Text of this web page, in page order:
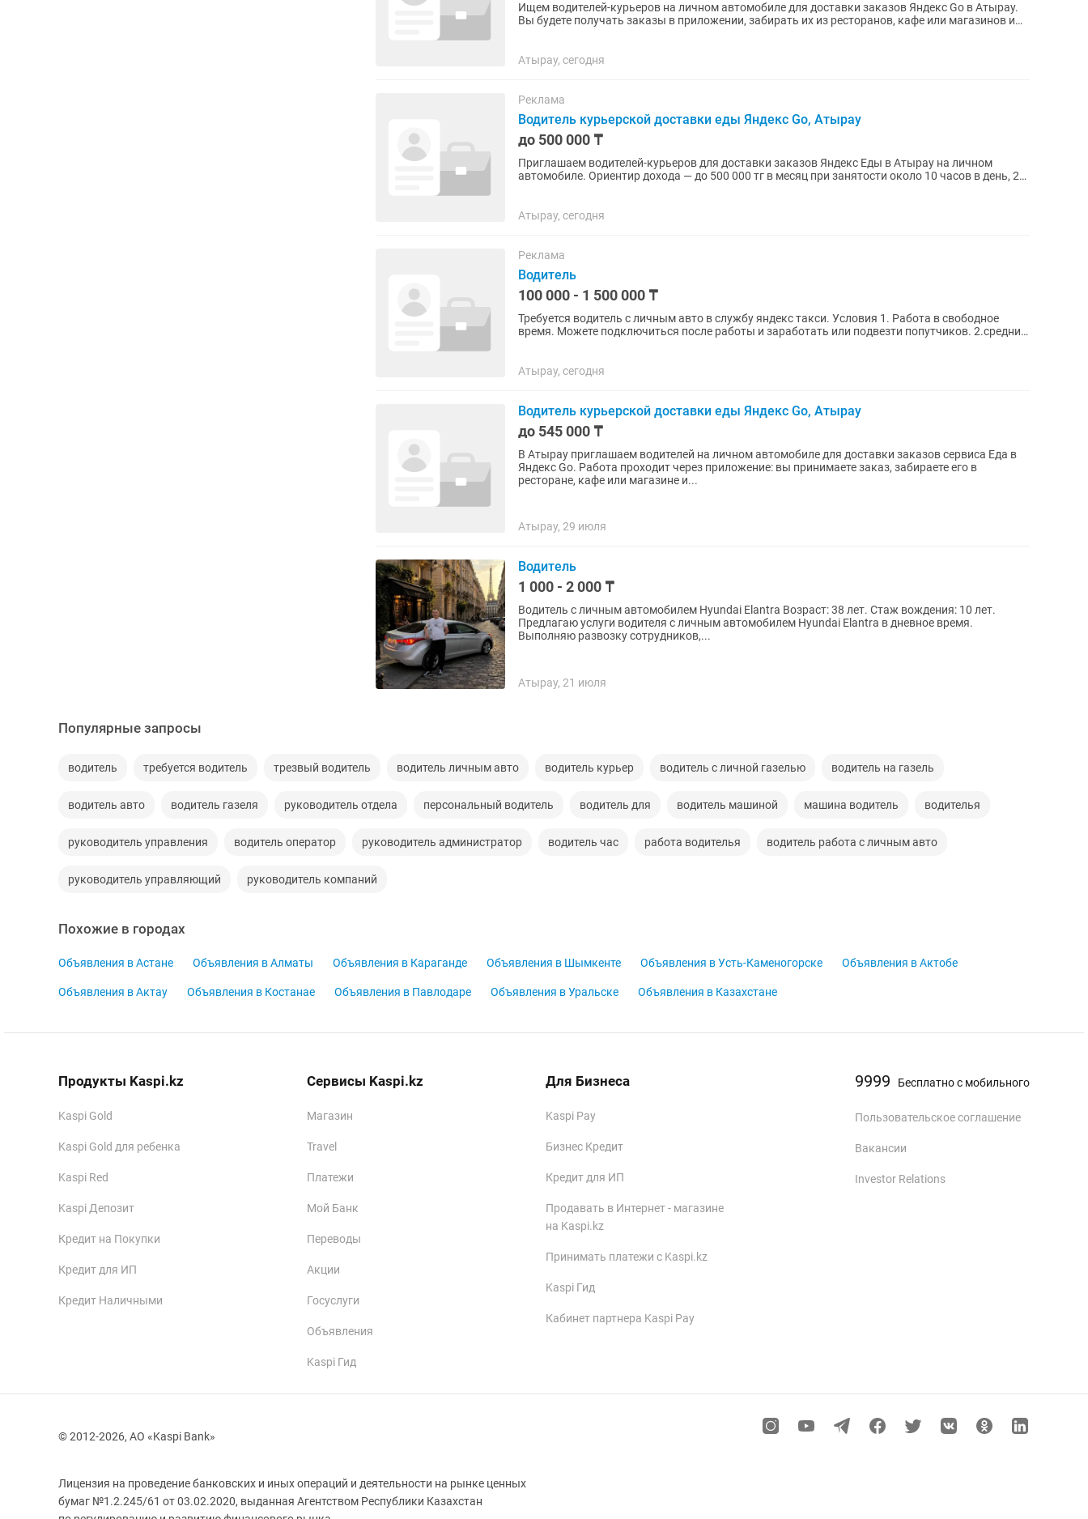
Ищем водителей-курьеров на личном автомобиле для доставки заказов Яндекс Go в Атырау.
Вы будете получать заказы в приложении, забирать их из ресторанов, кафе или магазинов и
Атырау, сегодня
Реклама
Водитель курьерской доставки еды Яндекс Go, Атырау
до 500 000 ₸
Приглашаем водителей-курьеров для доставки заказов Яндекс Еды в Атырау на личном
автомобиле. Ориентир дохода — до 500 000 тг в месяц при занятости около 10 часов в день, 25
Атырау, сегодня
Реклама
Водитель
100 000 - 1 500 000 ₸
Требуется водитель с личным авто в службу яндекс такси. Условия 1. Работа в свободное
время. Можете подключиться после работы и заработать или подвезти попутчиков. 2.средний
Атырау, сегодня
Водитель курьерской доставки еды Яндекс Go, Атырау
до 545 000 ₸
В Атырау приглашаем водителей на личном автомобиле для доставки заказов сервиса Еда в
Яндекс Go. Работа проходит через приложение: вы принимаете заказ, забираете его в
ресторане, кафе или магазине и...
Атырау, 29 июля
Водитель
1 000 - 2 000 ₸
Водитель с личным автомобилем Hyundai Elantra Возраст: 38 лет. Стаж вождения: 10 лет.
Предлагаю услуги водителя с личным автомобилем Hyundai Elantra в дневное время.
Выполняю развозку сотрудников,...
Атырау, 21 июля
Популярные запросы
водитель требуется водитель трезвый водитель водитель личным авто водитель курьер водитель с личной газелью водитель на газель
водитель авто водитель газеля руководитель отдела персональный водитель водитель для водитель машиной машина водитель водителья
руководитель управления водитель оператор руководитель администратор водитель час работа водителья водитель работа с личным авто
руководитель управляющий руководитель компаний
Похожие в городах
Объявления в Астане Объявления в Алматы Объявления в Караганде Объявления в Шымкенте Объявления в Усть-Каменогорске Объявления в Актобе
Объявления в Актау Объявления в Костанае Объявления в Павлодаре Объявления в Уральске Объявления в Казахстане
Продукты Kaspi.kz
Kaspi Gold
Kaspi Gold для ребенка
Kaspi Red
Kaspi Депозит
Кредит на Покупки
Кредит для ИП
Кредит Наличными
Сервисы Kaspi.kz
Магазин
Travel
Платежи
Мой Банк
Переводы
Акции
Госуслуги
Объявления
Kaspi Гид
Для Бизнеса
Kaspi Pay
Бизнес Кредит
Кредит для ИП
Продавать в Интернет - магазине
на Kaspi.kz
Принимать платежи с Kaspi.kz
Kaspi Гид
Кабинет партнера Kaspi Pay
9999 Бесплатно с мобильного
Пользовательское соглашение
Вакансии
Investor Relations
© 2012-2026, АО «Kaspi Bank»
Лицензия на проведение банковских и иных операций и деятельности на рынке ценных
бумаг №1.2.245/61 от 03.02.2020, выданная Агентством Республики Казахстан